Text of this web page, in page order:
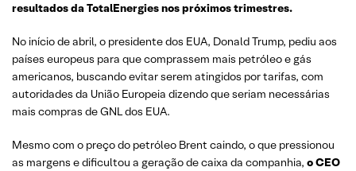
resultados da TotalEnergies nos próximos trimestres.
No início de abril, o presidente dos EUA, Donald Trump, pediu aos
países europeus para que comprassem mais petróleo e gás
americanos, buscando evitar serem atingidos por tarifas, com
autoridades da União Europeia dizendo que seriam necessárias
mais compras de GNL dos EUA.
Mesmo com o preço do petróleo Brent caindo, o que pressionou
as margens e dificultou a geração de caixa da companhia, o CEO